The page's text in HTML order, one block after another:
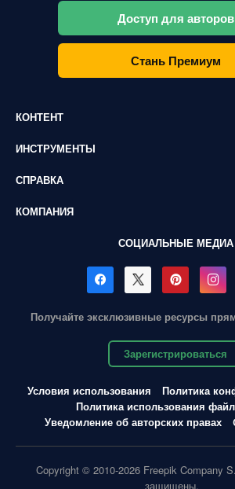
Доступ для авторов
Стань Премиум
КОНТЕНТ
ИНСТРУМЕНТЫ
СПРАВКА
КОМПАНИЯ
СОЦИАЛЬНЫЕ МЕДИА
Получайте эксклюзивные ресурсы
Зарегистрироваться
Условия использования
Политика
Политика использования
Уведомление об авторских правах
Copyright © 2010-2026 Freepik Company
защищены.